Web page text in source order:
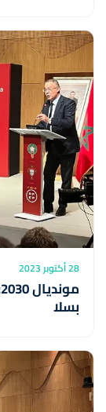
28 أكتوبر 2023
بسلا